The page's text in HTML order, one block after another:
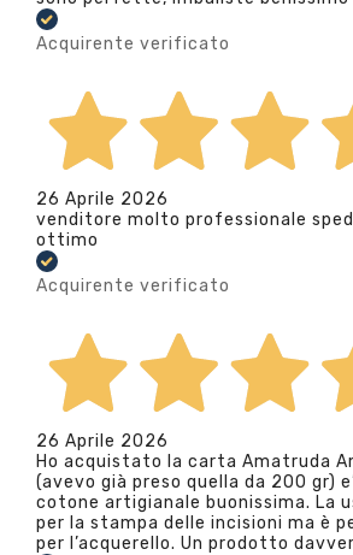
Acquirente verificato
26 Aprile 2026
venditore molto professionale
ottimo
Acquirente verificato
26 Aprile 2026
Ho acquistato la carta Amatruda
(avevo già preso quella da 200 gr)
cotone artigianale buonissima. La
per la stampa delle incisioni ma è
per l’acquerello. Un prodotto